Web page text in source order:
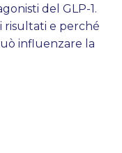
del GLP-1.
risultati e perché
influenzare la